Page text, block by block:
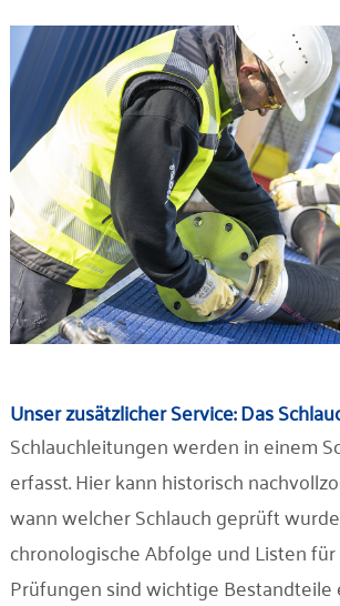
Unser zusätzlicher Service: Das
Schlauchleitungen werden in einem
erfasst. Hier kann historisch
wann welcher Schlauch geprüft
chronologische Abfolge und Listen
Prüfungen sind wichtige Bestandteile